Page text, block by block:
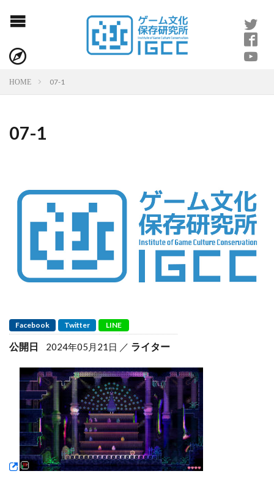
HOME 07-1
07-1
Facebook Twitter LINE
公開日 2024年05月21日 ライター